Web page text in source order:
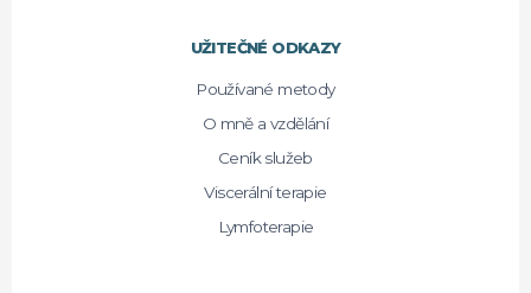
UŽITEČNÉ ODKAZY
Používané metody
O mně a vzdělání
Ceník služeb
Viscerální terapie
Lymfoterapie